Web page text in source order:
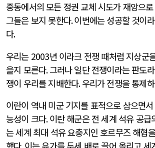
중동에서의 모든 정권 교체 시도가 재앙으
그들은 보지 못한다.이번에는 성공할 것이
다.
우리는 2003년 이라크 전쟁 때처럼 지상군
을지 모른다.그러나 일단 전쟁이라는 판도
쟁이 우리를 지배한다.우리가 전쟁을 통제
이란이 역내 미군 기지를 표적으로 삼으면
능성이 크다.이란 해군은 전 세계 석유 공급
는 세계 최대 석유 요충지인 호르무즈 해협